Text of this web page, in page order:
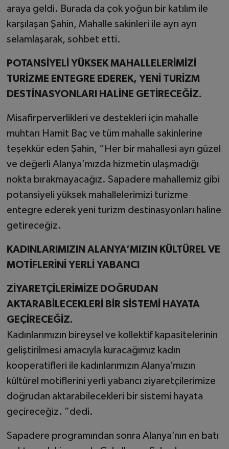
araya geldi. Burada da çok yoğun bir katılım ile
karşılaşan Şahin, Mahalle sakinleri ile ayrı ayrı
selamlaşarak, sohbet etti.
POTANSİYELİ YÜKSEK MAHALLELERİMİZİ
TURİZME ENTEGRE EDEREK, YENİ TURİZM
DESTİNASYONLARI HALİNE GETİRECEĞİZ.
Misafirperverlikleri ve destekleri için mahalle
muhtarı Hamit Baç ve tüm mahalle sakinlerine
teşekkür eden Şahin, “Her bir mahallesi ayrı güzel
ve değerli Alanya’mızda hizmetin ulaşmadığı
nokta bırakmayacağız. Sapadere mahallemiz gibi
potansiyeli yüksek mahallelerimizi turizme
entegre ederek yeni turizm destinasyonları haline
getireceğiz.
KADINLARIMIZIN ALANYA’MIZIN KÜLTÜREL VE
MOTİFLERİNİ YERLİ YABANCI
ZİYARETÇİLERİMİZE DOĞRUDAN
AKTARABİLECEKLERİ BİR SİSTEMİ HAYATA
GEÇİRECEĞİZ.
Kadınlarımızın bireysel ve kollektif kapasitelerinin
geliştirilmesi amacıyla kuracağımız kadın
kooperatifleri ile kadınlarımızın Alanya’mızın
kültürel motiflerini yerli yabancı ziyaretçilerimize
doğrudan aktarabilecekleri bir sistemi hayata
geçireceğiz. ”dedi.
Sapadere programından sonra Alanya’nın en batı